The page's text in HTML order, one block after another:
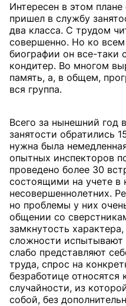
Интересен в этом
пришел в службу
два класса. С трудом
совершенно. Но ко
биографии он все-таки
кондитер. Во многом
память, а, в общем,
вся группа.
Всего за нынешний год
занятости обратились
нужна была
опытных инспекторов
проведено более 30
состоящими на учете в
несовершеннолетних.
но проблемы у них
общении со
замкнутость
сложности
слабо представляют
труда, спрос на
безработице относятся
случайности, из
собой, без